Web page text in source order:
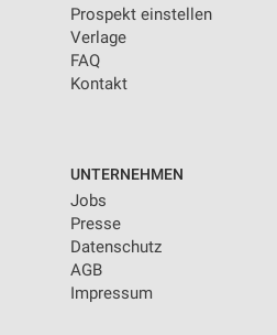
Prospekt einstellen
Verlage
FAQ
Kontakt
UNTERNEHMEN
Jobs
Presse
Datenschutz
AGB
Impressum